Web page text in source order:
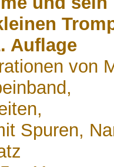
Auflage
von
Spuren,